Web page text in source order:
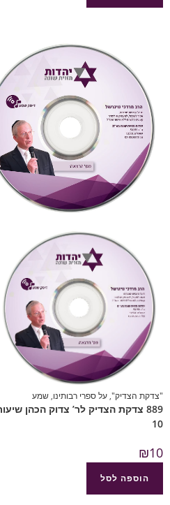
"צדקת הצדיק", על ספרי רבותינו, שמע
889 צדקת הצדיק לר’ צדוק הכהן
10
₪10
הוספה לסל